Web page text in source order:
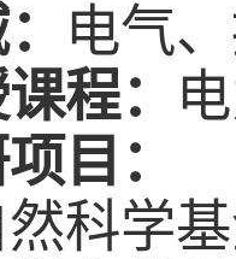
电气
程：
目：
科学